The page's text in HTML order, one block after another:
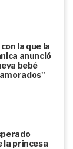
la que la
anunció
bebé
la princesa